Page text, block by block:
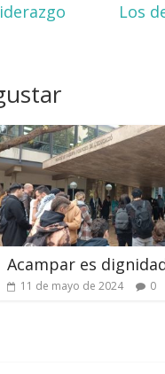
Los
Acampar es
11 de mayo de 2024 0